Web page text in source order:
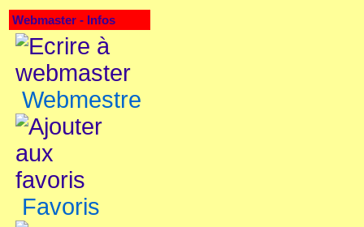
Webmaster - Infos
Webmestre
Favoris